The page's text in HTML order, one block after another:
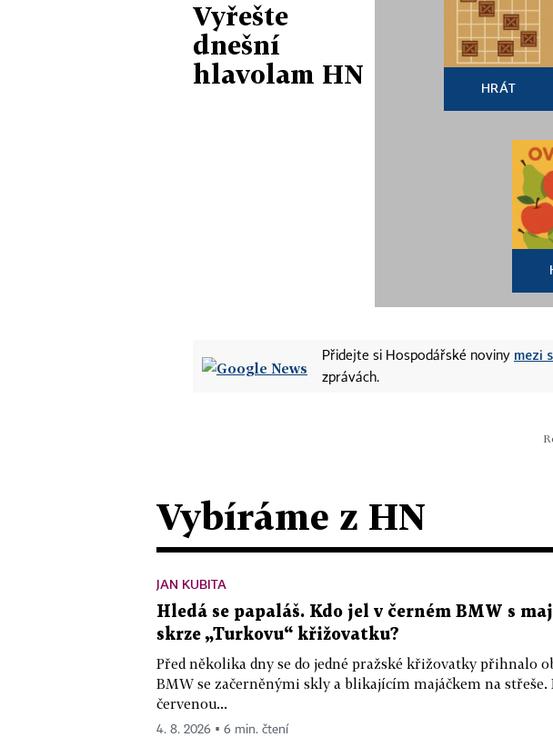
Vyřešte
dnešní
hlavolam HN
HRÁT
Přidejte si Hospodářské noviny mezi
zprávách.
Vybíráme z HN
JAN KUBITA
Hledá se papaláš. Kdo jel v černém BMW s
skrze „Turkovu“ křižovatku?
Před několika dny se do jedné pražské křižovatky přihnalo
BMW se začerněnými skly a blikajícím majáčkem na střeše.
červenou...
4. 8. 2026 ▪ 6 min. čtení